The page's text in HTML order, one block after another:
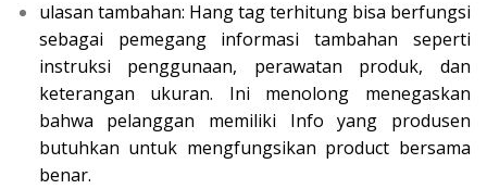
ulasan tambahan: Hang tag terhitung bisa berfungsi
sebagai pemegang informasi tambahan seperti
instruksi penggunaan, perawatan produk, dan
keterangan ukuran. Ini menolong menegaskan
bahwa pelanggan memiliki Info yang produsen
butuhkan untuk mengfungsikan product bersama
benar.